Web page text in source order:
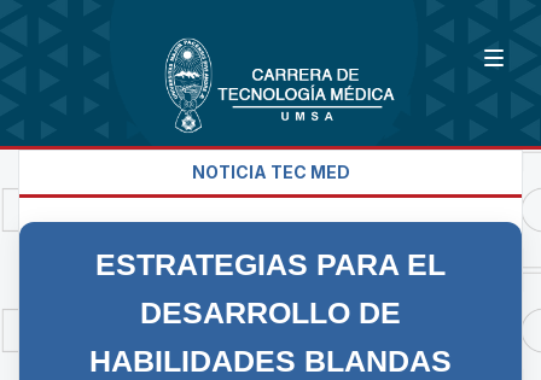
NOTICIA TEC MED
ESTRATEGIAS PARA EL
DESARROLLO DE
HABILIDADES BLANDAS